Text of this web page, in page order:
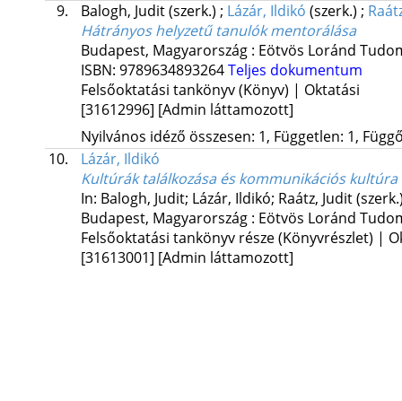
9.
Balogh, Judit(szerk.) ; Lázár, Ildikó (szerk.) ;
Hátrányos helyzetű tanulók mentorálása
Budapest, Magyarország : Eötvös Loránd
ISBN: 9789634893264Teljes dokumentum
Felsőoktatási tankönyv (Könyv) | Oktatási
[31612996] [Admin láttamozott]
Nyilvános idéző összesen: 1, Független: 1,
10.
Lázár, Ildikó
Kultúrák találkozása és kommunikációs kultúra
In: Balogh, Judit; Lázár, Ildikó; Raátz, Judit
Budapest, Magyarország : Eötvös Loránd
Felsőoktatási tankönyv része (Könyvrészlet) |
[31613001] [Admin láttamozott]